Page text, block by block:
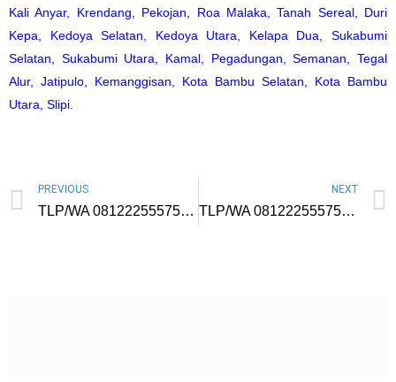
Kali Anyar, Krendang Pekojan Roa Malaka ,Tanah Sereal, Duri
Kepa
Kedoya Selatan Kedoya Utara Kelapa Dua ,Sukabumi
Selatan
Sukabumi Utara Kamal Pegadungan ,Semanan ,Tegal
Alur, Jatipulo Kemanggisan Kota Bambu Selatan
Kota Bambu
Utara Slipi
PREVIOUS
TLP/WA 081222555757 Kursus Digital Marketing di Kelapa Gading Timur Jakarta Utara Untuk Pebisnis Harga Termurah Materi Lengkap
NEXT
TLP/WA 081222555757 Kursus Digital Marketing di Prabumulih Untuk Pengusaha Mentor Profesional Biaya Murah